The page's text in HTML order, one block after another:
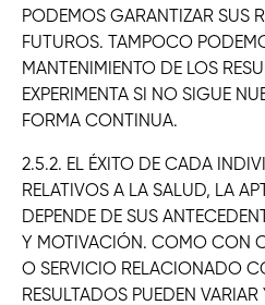
PODEMOS GARANTIZAR SUS
FUTUROS. TAMPOCO
MANTENIMIENTO DE LOS
EXPERIMENTA SI NO SIGUE
FORMA CONTINUA.
2.5.2. EL ÉXITO DE CADA
RELATIVOS A LA SALUD, LA
DEPENDE DE SUS
Y MOTIVACIÓN. COMO CON
O SERVICIO RELACIONADO
RESULTADOS PUEDEN VARIAR